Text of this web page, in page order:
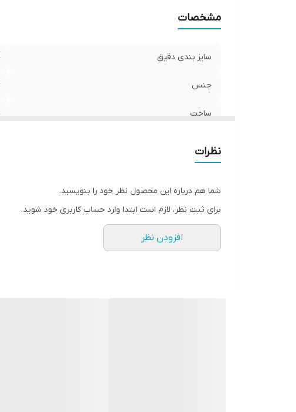
مشخصات
سایز بندی دقیق
جنس
ساخت
نظرات
شما هم درباره این محصول نظر خود را بنویسید.
برای ثبت نظر، لازم است ابتدا وارد حساب کاربری خود شوید.
افزودن نظر